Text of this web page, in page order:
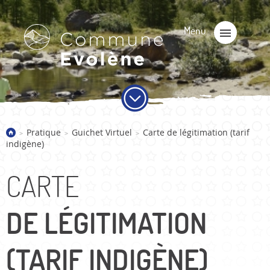
> Pratique > Guichet Virtuel > Carte de légitimation (tarif
indigène)
CARTE
DE LÉGITIMATION
(TARIF INDIGÈNE)